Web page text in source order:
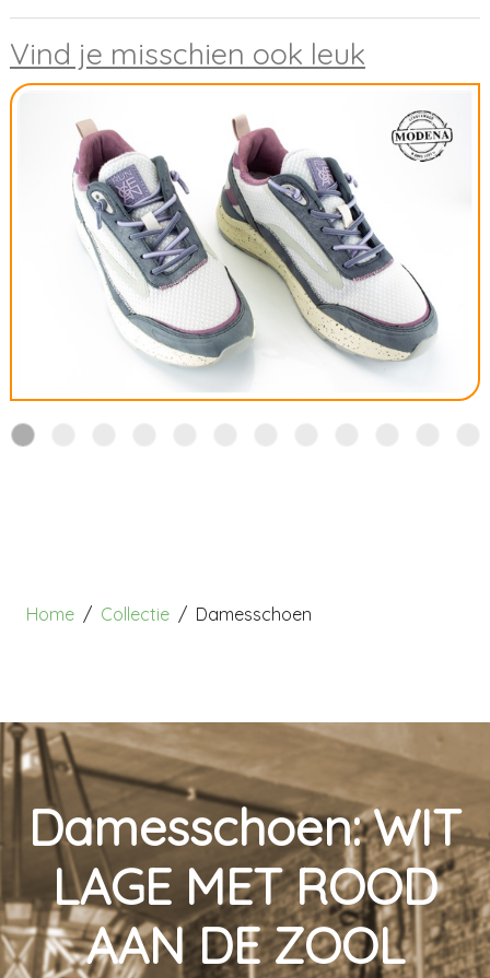
Vind je misschien ook leuk
Home Collectie Damesschoen
Damesschoen: WIT
LAGE MET ROOD
AAN DE ZOOL